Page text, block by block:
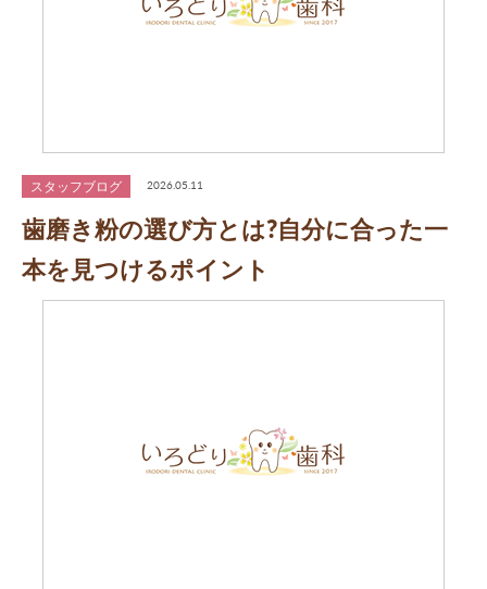
スタッフブログ 2026.05.11
歯磨き粉の選び方とは?自分に合った一
本を見つけるポイント